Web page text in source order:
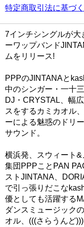
特定商取引法に基づ
7インチシングルが大
ーワップバンド
ムをリリース!
PPPのJINTANAと
中のシンガー・一十
DJ・CRYSTAL、幅
スをするカミカオル
ーによる魅惑のドリ
サウンド。
横浜発、スウィート
集団PPPことPAN
ストJINTANA、
で引っ張りだこな
優としても活躍する
ダンスミュージック
オル、(((さらうんど